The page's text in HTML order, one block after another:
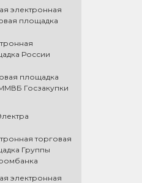
электронная
площадка
России
площадка
Госзакупки
торговая
Группы
электронная